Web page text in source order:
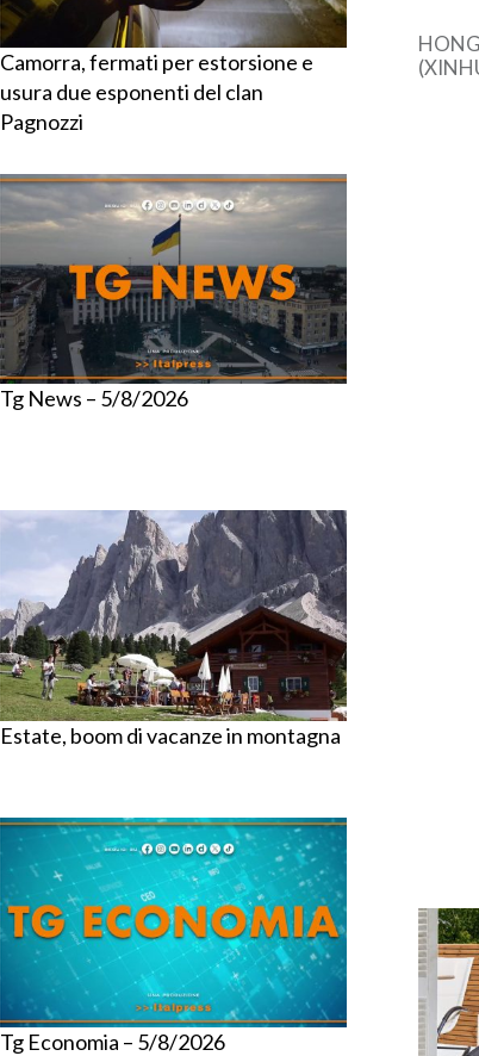
Camorra, fermati per estorsione e
usura due esponenti del clan
Pagnozzi
Tg News – 5/8/2026
Estate, boom di vacanze in montagna
Tg Economia – 5/8/2026